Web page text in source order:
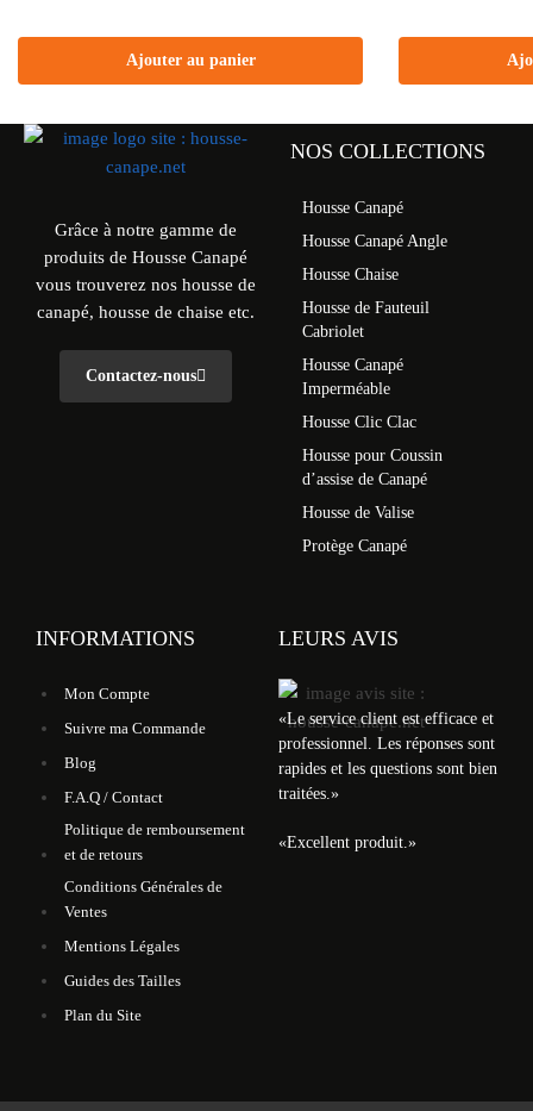
Ajouter au panier
Grâce à notre gamme de
produits de Housse Canapé
vous trouverez nos housse de
canapé, housse de chaise etc.
Contactez-nous
NOS COLLECTIONS
Housse Canapé
Housse Canapé Angle
Housse Chaise
Housse de Fauteuil
Cabriolet
Housse Canapé
Imperméable
Housse Clic Clac
Housse pour Coussin
d’assise de Canapé
Housse de Valise
Protège Canapé
INFORMATIONS
Mon Compte
Suivre ma Commande
Blog
F.A.Q / Contact
Politique de remboursement
et de retours
Conditions Générales de
Ventes
Mentions Légales
Guides des Tailles
Plan du Site
LEURS AVIS
«Le service client est efficace et
professionnel. Les réponses sont
rapides et les questions sont bien
traitées. »
«Excellent produit. »